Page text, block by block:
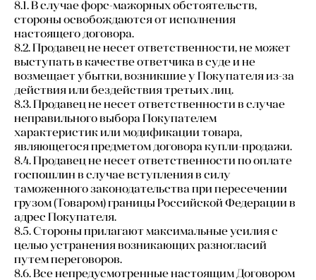
8.1. В случае форс-мажорных обстоятельств,
стороны освобождаются от исполнения
настоящего договора.
8.2. Продавец не несет ответственности, не может
выступать в качестве ответчика в суде и не
возмещает убытки, возникшие у Покупателя из-за
действия или бездействия третьих лиц.
8.3. Продавец не несет ответственности в случае
неправильного выбора Покупателем
характеристик или модификации товара,
являющегося предметом договора купли-продажи.
8.4. Продавец не несет ответственности по оплате
госпошлин в случае вступления в силу
таможенного законодательства при пересечении
грузом (Товаром) границы Российской Федерации в
адрес Покупателя.
8.5. Стороны прилагают максимальные усилия с
целью устранения возникающих разногласий
путем переговоров.
8.6. Все непредусмотренные настоящим Договором